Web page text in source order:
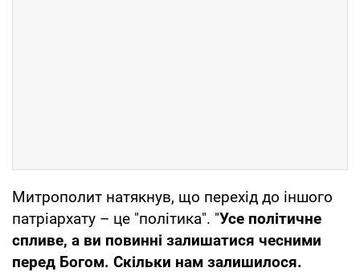
Митрополит натякнув, що перехід до іншого
патріархату – це "політика". "Усе політичне
спливе, а ви повинні залишатися чесними
перед Богом. Скільки нам залишилося.